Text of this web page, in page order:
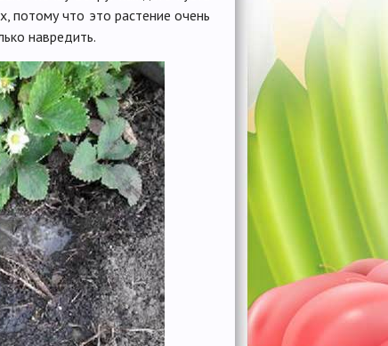
потому что это растение очень
навредить.